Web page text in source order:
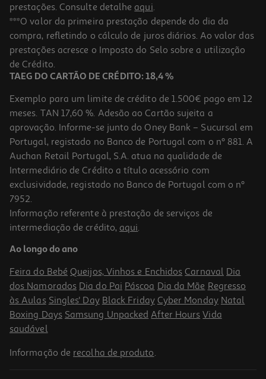
Ração Para Cão Ultima Com Vaca 7.5kg
5.77 €/Kg
43,29 €
Ração Cão Ultima Médio/maxi Articular 7.5kg
5.77 €/Kg
43,29 €
prestações. Consulte detalhe aqui.
***O valor da primeira prestação depende do dia da
compra, refletindo o cálculo de juros diários. Ao valor das
prestações acresce o Imposto do Selo sobre a utilização
de Crédito.
TAEG DO CARTÃO DE CRÉDITO: 18,4 %
Exemplo para um limite de crédito de 1.500€ pago em 12
meses. TAN 17,60 %. Adesão ao Cartão sujeita a
aprovação. Informe-se junto do Oney Bank – Sucursal em
Portugal, registado no Banco de Portugal com o nº 881. A
Auchan Retail Portugal, S.A. atua na qualidade de
Intermediário de Crédito a título acessório com
exclusividade, registado no Banco de Portugal com o nº
7952.
Informação referente à prestação de serviços de
intermediação de crédito, aqui.
Ao longo do ano
Feira do Bebé Queijos, Vinhos e Enchidos Carnaval Dia
dos Namorados Dia do Pai Páscoa Dia da Mãe Regresso
às Aulas Singles' Day Black Friday Cyber Monday Natal
Boxing Days Samsung Unpacked After Hours Vida
saudável
Informação de recolha de produto.